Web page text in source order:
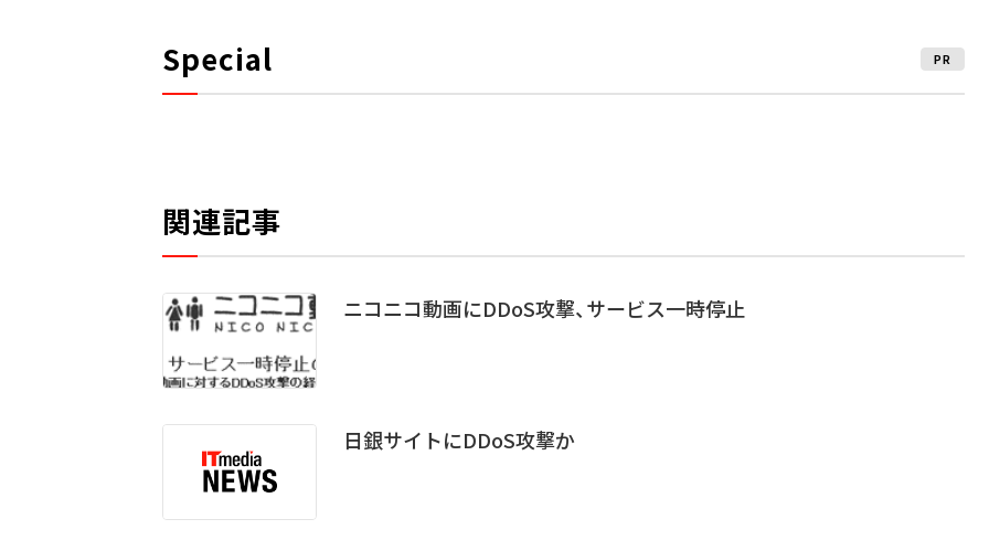
Special PR
関連記事
ニコニコ動画にDDoS攻撃、サービス一時停止
日銀サイトにDDoS攻撃か